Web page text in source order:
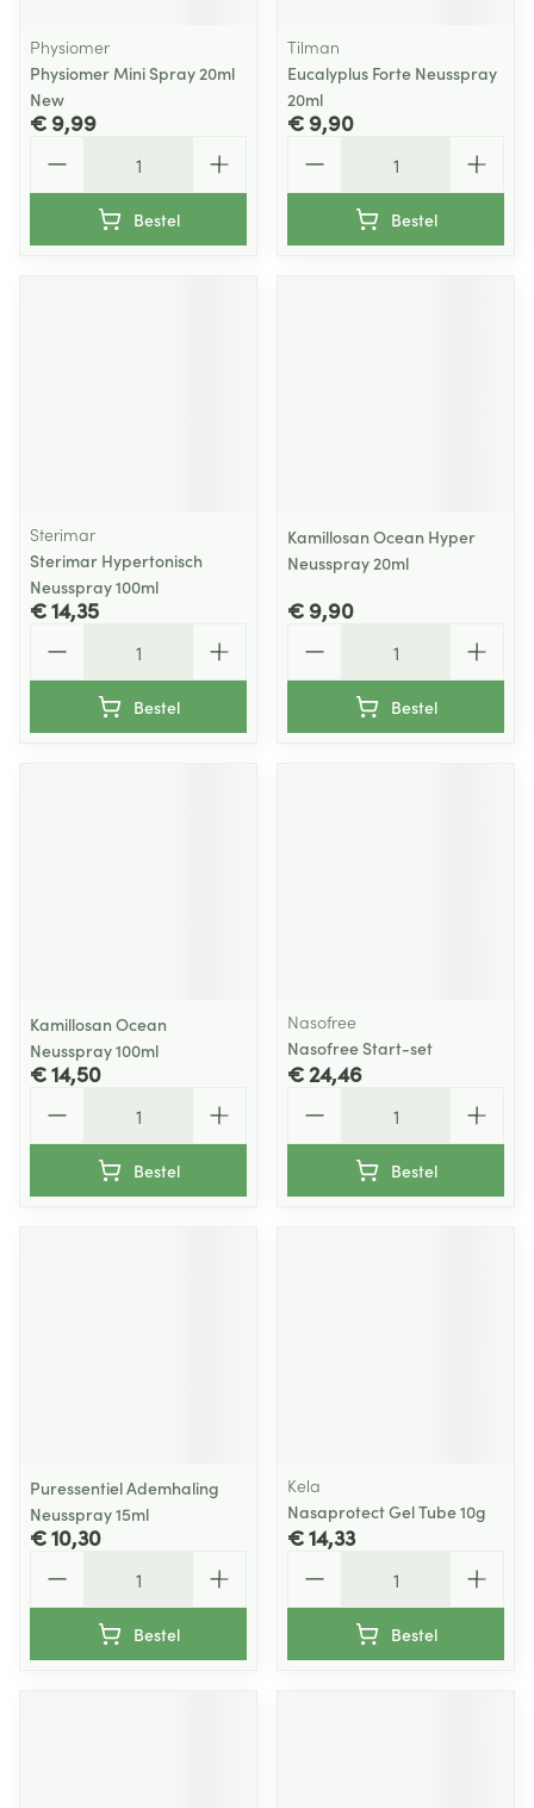
Physiomer
Physiomer Mini Spray 20ml
New
€ 9,99
Bestel
Tilman
Eucalyplus Forte Neusspray
20ml
€ 9,90
Bestel
Sterimar
Sterimar Hypertonisch
Neusspray 100ml
€ 14,35
Bestel
Kamillosan Ocean Hyper
Neusspray 20ml
€ 9,90
Bestel
Kamillosan Ocean
Neusspray 100ml
€ 14,50
Bestel
Nasofree
Nasofree Start-set
€ 24,46
Bestel
Puressentiel Ademhaling
Neusspray 15ml
€ 10,30
Bestel
Kela
Nasaprotect Gel Tube 10g
€ 14,33
Bestel